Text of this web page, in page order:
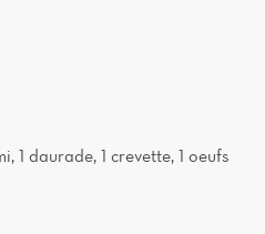
1 daurade, 1 crevette, 1 oeufs